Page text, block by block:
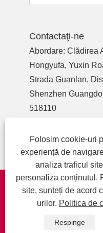
Contactaţi-ne
Abordare: Clădirea
Hongyufa, Yuxin
Strada Guanlan,
Shenzhen
518110
Telefon:+86-
E-mail:
Drepturi de autor © 2021
http://
Folosim cookie-uri
experiență de
analiza traficul
personaliza conținutul.
site, sunteți de acord
urilor. Politica de
Respinge